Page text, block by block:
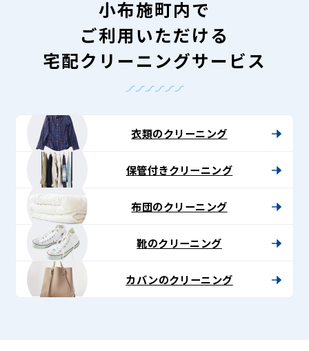
小布施町内で
ご利用いただける
宅配クリーニングサービス
衣類のクリーニング
保管付きクリーニング
布団のクリーニング
靴のクリーニング
カバンのクリーニング